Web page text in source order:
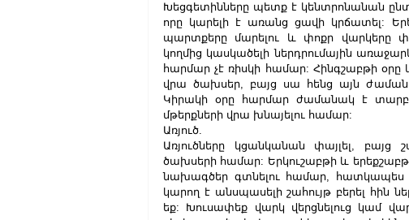
Խեցգետինները պետք է կենտրոնանան
որը կարելի է առանց ցավի կրճատել:
պարտքերը մարելու և փոքր վարկերը
կողմից կասկածելի ներդրումային
հարմար չէ ռիսկի համար: Հինգշաբթի օրը
վրա ծախսեր, բայց սա հենց այն
Կիրակի օրը հարմար ժամանակ է
մթերքների վրա խնայելու համար:
Առյուծ.
Առյուծները կցանկանան փայլել,
ծախսերի համար: Երկուշաբթի և
նախագծեր գտնելու համար, հատկապես
կարող է անսպասելի շահույթ բերել հին
եք: Խուսափեք վարկ վերցնելուց կամ